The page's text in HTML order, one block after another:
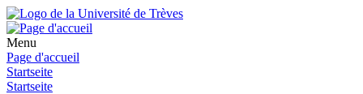
Menu
Page d'accueil
Startseite
Startseite